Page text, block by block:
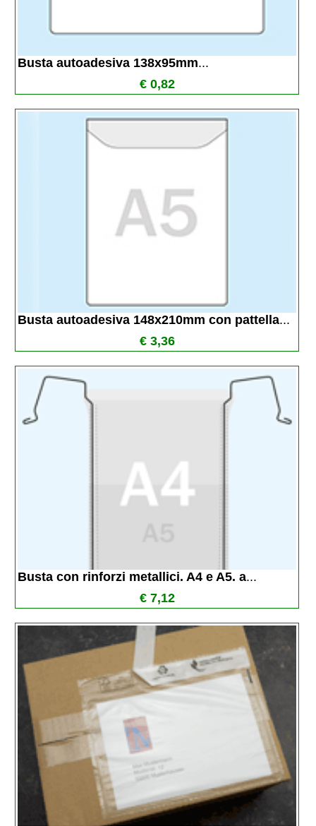
Busta autoadesiva 138x95mm...
€ 0,82
Busta autoadesiva 148x210mm con pattella...
€ 3,36
Busta con rinforzi metallici. A4 e A5. a...
€ 7,12